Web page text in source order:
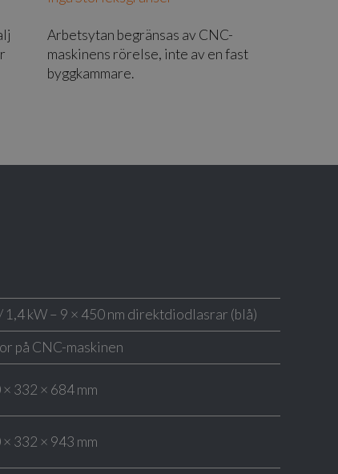
Arbetsytan begränsas av CNC-
maskinens rörelse, inte av en fast
byggkammare.
1,4 kW – 9 × 450 nm direktdiodlasrar (blå)
på CNC-maskinen
× 332 × 684 mm
× 332 × 943 mm